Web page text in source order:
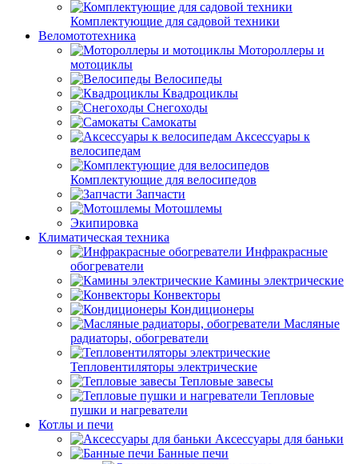
Комплектующие для садовой техники
Веломототехника
Мотороллеры и
мотоциклы
Велосипеды
Квадроциклы
Снегоходы
Самокаты
Аксессуары к
велосипедам
Комплектующие для велосипедов
Запчасти
Мотошлемы
Экипировка
Климатическая техника
Инфракрасные
обогреватели
Камины электрические
Конвекторы
Кондиционеры
Масляные
радиаторы, обогреватели
Тепловентиляторы электрические
Тепловые завесы
Тепловые
пушки и нагреватели
Котлы и печи
Аксессуары для баньки
Банные печи